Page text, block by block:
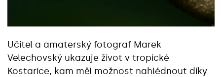
Učitel a amaterský fotograf Marek
Velechovský ukazuje život v tropické
Kostarice, kam měl možnost nahlédnout díky